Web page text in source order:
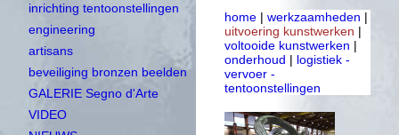
inrichting tentoonstellingen
engineering
artisans
beveiliging bronzen beelden
GALERIE Segno d'Arte
VIDEO
home | werkzaamheden |
uitvoering kunstwerken |
voltooide kunstwerken |
onderhoud | logistiek -
vervoer -
tentoonstellingen